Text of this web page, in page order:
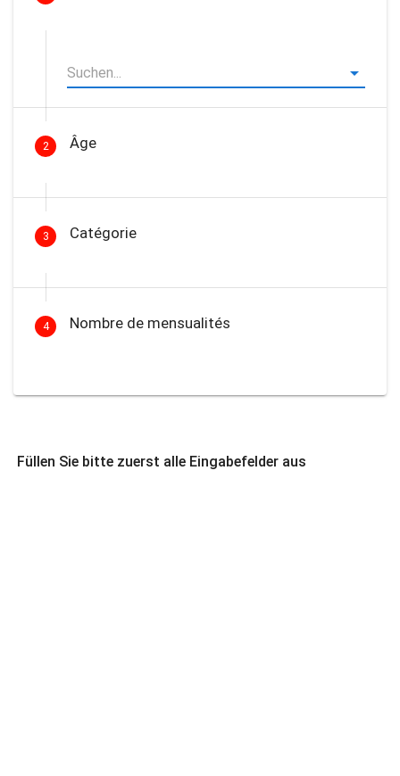
2 Âge
3 Catégorie
4 Nombre de mensualités
Füllen Sie bitte zuerst alle Eingabefelder aus